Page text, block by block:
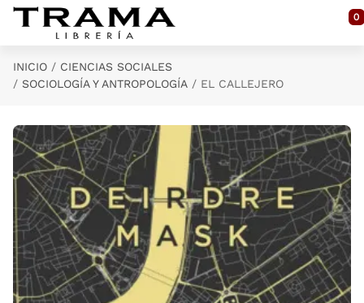
Saltar al contenido principal
0
INICIO
CIENCIAS SOCIALES
SOCIOLOGÍA Y ANTROPOLOGÍA
EL CALLEJERO